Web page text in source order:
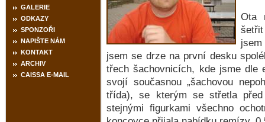
GALERIE
ODKAZY
SPONZOŘI
NAPIŠTE NÁM
KONTAKT
ARCHIV
CAISSA E-MAIL
Ota
jsem se drze na první desku
třech šachovnicích, kde jsme dle
svojí současnou „šachovou
třída), se kterým se střetla
stejnými figurkami všechno